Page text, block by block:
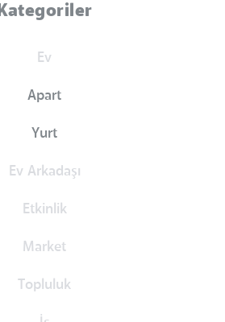
Kategoriler
Ev
Apart
Yurt
Ev Arkadaşı
Etkinlik
Market
Topluluk